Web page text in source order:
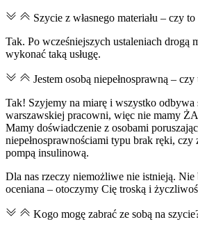
Szycie z własnego materiału – czy
Tak. Po wcześniejszych ustaleniach drogą
wykonać taką usługę.
Jestem osobą niepełnosprawną –
Tak! Szyjemy na miarę i wszystko odbywa
warszawskiej pracowni, więc nie mamy
Mamy doświadczenie z osobami
niepełnosprawnościami typu brak ręki,
pompą insulinową.
Dla nas rzeczy niemożliwe nie istnieją. Nie
oceniana – otoczymy Cię troską i
Kogo mogę zabrać ze sobą na